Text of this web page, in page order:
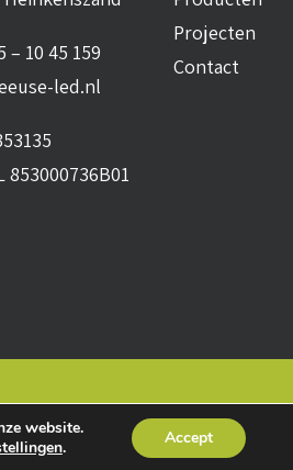
– 10 45 159
led.nl
853000736B01
Projecten
Contact
verklaring Cookies• Realisatie:
website.
. Accept